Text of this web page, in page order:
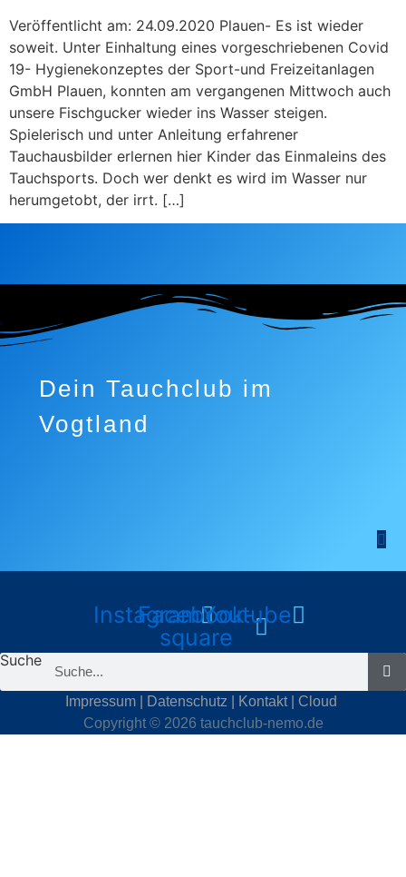
Veröffentlicht am: 24.09.2020 Plauen- Es ist wieder
soweit. Unter Einhaltung eines vorgeschriebenen Covid
19- Hygienekonzeptes der Sport-und Freizeitanlagen
GmbH Plauen, konnten am vergangenen Mittwoch auch
unsere Fischgucker wieder ins Wasser steigen.
Spielerisch und unter Anleitung erfahrener
Tauchausbilder erlernen hier Kinder das Einmaleins des
Tauchsports. Doch wer denkt es wird im Wasser nur
herumgetobt, der irrt. […]
Dein Tauchclub im
Vogtland
Instagram
Facebook-
square
Youtube
Suche
Impressum Datenschutz Kontakt| Cloud
Copyright © 2026 tauchclub-nemo.de